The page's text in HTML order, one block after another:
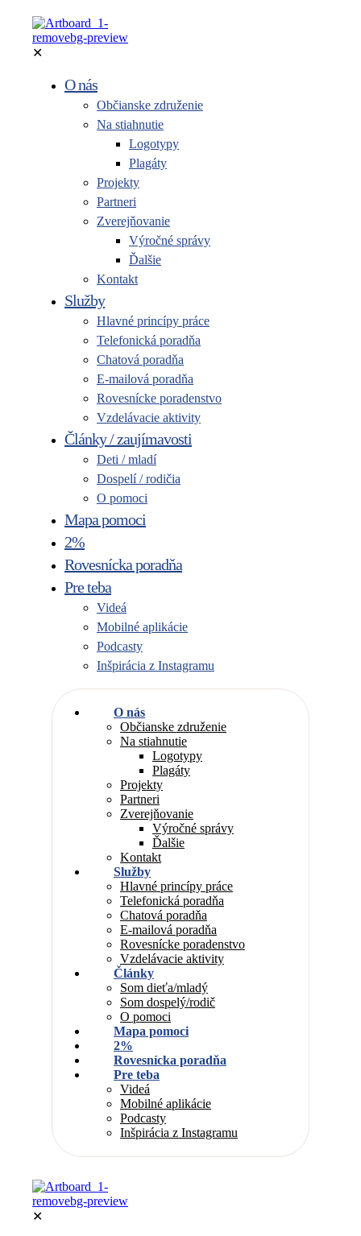
✕
O nás
Občianske združenie
Na stiahnutie
Logotypy
Plagáty
Projekty
Partneri
Zverejňovanie
Výročné správy
Ďalšie
Kontakt
Služby
Hlavné princípy práce
Telefonická poradňa
Chatová poradňa
E-mailová poradňa
Rovesnícke poradenstvo
Vzdelávacie aktivity
Články / zaujímavosti
Deti / mladí
Dospelí / rodičia
O pomoci
Mapa pomoci
2%
Rovesnícka poradňa
Pre teba
Videá
Mobilné aplikácie
Podcasty
Inšpirácia z Instagramu
O nás
Občianske združenie
Na stiahnutie
Logotypy
Plagáty
Projekty
Partneri
Zverejňovanie
Výročné správy
Ďalšie
Kontakt
Služby
Hlavné princípy práce
Telefonická poradňa
Chatová poradňa
E-mailová poradňa
Rovesnícke poradenstvo
Vzdelávacie aktivity
Články
Som dieťa/mladý
Som dospelý/rodič
O pomoci
Mapa pomoci
2%
Rovesnícka poradňa
Pre teba
Videá
Mobilné aplikácie
Podcasty
Inšpirácia z Instagramu
✕